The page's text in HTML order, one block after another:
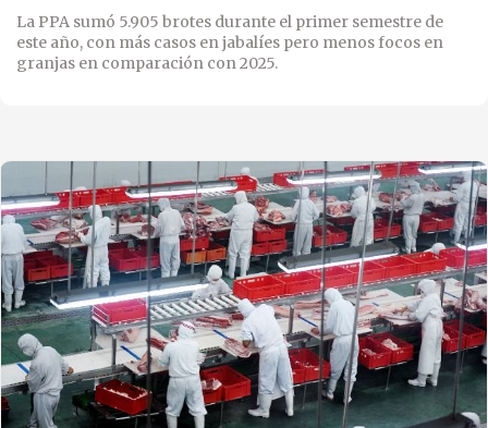
La PPA sumó 5.905 brotes durante el primer semestre de
este año, con más casos en jabalíes pero menos focos en
granjas en comparación con 2025.